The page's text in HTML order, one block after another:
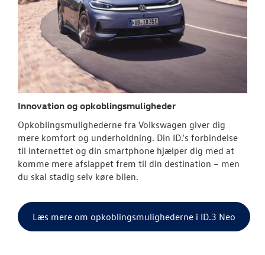
Innovation og opkoblingsmuligheder
Opkoblingsmulighederne fra Volkswagen giver dig
mere komfort og underholdning. Din ID.’s forbindelse
til internettet og din smartphone hjælper dig med at
komme mere afslappet frem til din destination – men
du skal stadig selv køre bilen.
Læs mere om opkoblingsmulighederne i ID.3 Neo